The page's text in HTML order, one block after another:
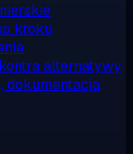
kroku
alternatywy
dokumentacja,